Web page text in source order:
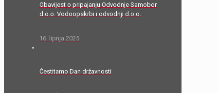
Obavijest o pripajanju Odvodnje Samobor
d.o.o. Vodoopskrbi i odvodnji d.o.o.
16. lipnja 2025.
Čestitamo Dan državnosti